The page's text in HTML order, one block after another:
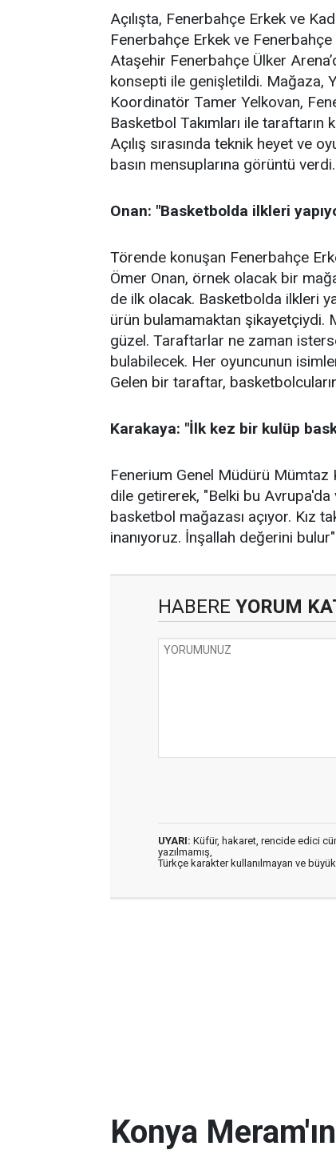
Açılışta, Fenerbahçe Erkek ve
Fenerbahçe Erkek ve Fenerbahçe
Ataşehir Fenerbahçe Ülker
konsepti ile genişletildi. Mağaza,
Koordinatör Tamer Yelkovan,
Basketbol Takımları ile taraftarın
Açılış sırasında teknik heyet ve
basın mensuplarına görüntü verdi.
Onan: "Basketbolda ilkleri
Törende konuşan Fenerbahçe
Ömer Onan, örnek olacak bir
de ilk olacak. Basketbolda ilkleri
ürün bulamamaktan şikayetçiydi.
güzel. Taraftarlar ne zaman
bulabilecek. Her oyuncunun
Gelen bir taraftar,
Karakaya: "İlk kez bir kulüp
Fenerium Genel Müdürü Mümtaz
dile getirerek, "Belki bu
basketbol mağazası açıyor. Kız
inanıyoruz. İnşallah değerini bulur"
HABERE YORUM
UYARI: Küfür, hakaret, rencide edici
yazılmamış,
Türkçe karakter kullanılmayan ve
Konya